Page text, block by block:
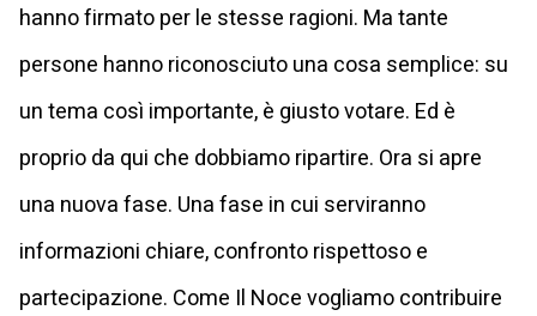
hanno firmato per le stesse ragioni. Ma tante
persone hanno riconosciuto una cosa semplice: su
un tema così importante, è giusto votare. Ed è
proprio da qui che dobbiamo ripartire. Ora si apre
una nuova fase. Una fase in cui serviranno
informazioni chiare, confronto rispettoso e
partecipazione. Come Il Noce vogliamo contribuire